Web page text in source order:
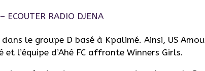
le groupe D basé à Kpalimé. Ainsi, US Amou
et l’équipe d’Ahé FC affronte Winners Girls.